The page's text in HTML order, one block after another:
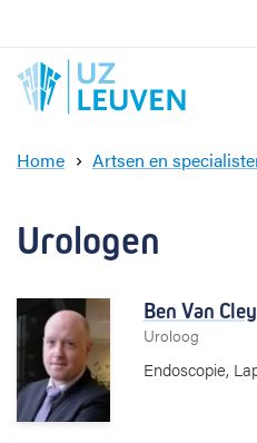
Home Artsen en
Urologen
Ben Van
Uroloog
Endoscopie,